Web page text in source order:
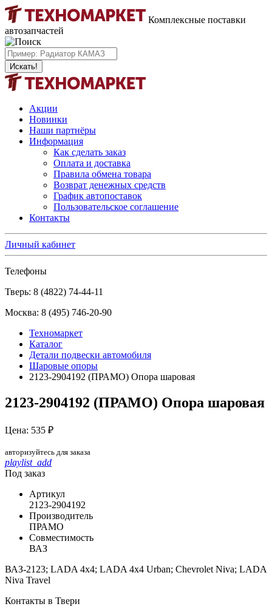
Комплексные поставки
автозапчастей
Искать!
Акции
Новинки
Наши партнёры
Информация
Как сделать заказ
Оплата и доставка
Правила обмена товара
Возврат денежных средств
График автопоставок
Пользовательское соглашение
Контакты
Личный кабинет
Телефоны
Тверь: 8 (4822) 74-44-11
Москва: 8 (495) 746-20-90
Техномаркет
Каталог
Детали подвески автомобиля
Шаровые опоры
2123-2904192 (ПРАМО) Опора шаровая
2123-2904192 (ПРАМО) Опора шаровая
Цена: 535 ₽
авторизуйтесь для заказа
playlist_add
Под заказ
Артикул
2123-2904192
Производитель
ПРАМО
Совместимость
ВАЗ
ВАЗ-2123; LADA 4x4; LADA 4x4 Urban; Chevrolet Niva; LADA
Niva Travel
Контакты в Твери